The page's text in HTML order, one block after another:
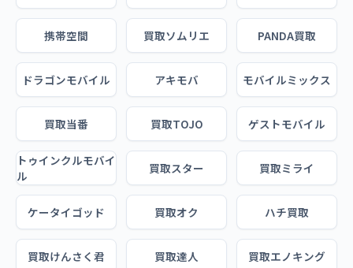
携帯空間 買取ソムリエ PANDA買取
ドラゴンモバイル アキモバ モバイルミックス
買取当番 買取TOJO ゲストモバイル
トゥインクルモバイ
ル
買取スター 買取ミライ
ケータイゴッド 買取オク ハチ買取
買取けんさく君 買取達人 買取エノキング